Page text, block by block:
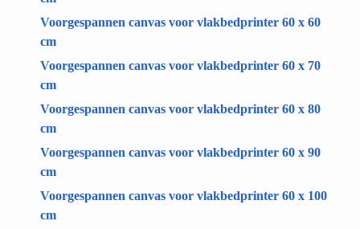
Voorgespannen canvas voor vlakbedprinter 60 x 60
cm
Voorgespannen canvas voor vlakbedprinter 60 x 70
cm
Voorgespannen canvas voor vlakbedprinter 60 x 80
cm
Voorgespannen canvas voor vlakbedprinter 60 x 90
cm
Voorgespannen canvas voor vlakbedprinter 60 x 100
cm